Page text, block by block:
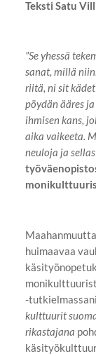
Teksti Satu
”Se yhessä
sanat, millä
riitä, ni sit
pöydän ääres
ihmisen kans,
aika vaikeeta.
neuloja ja
huimaavaa
-tutkielmassani
kulttuurit
rikastajana